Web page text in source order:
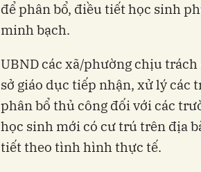
để phân bổ, điều tiết học sinh
minh bạch.
UBND các xã/phường chịu
sở giáo dục tiếp nhận, xử lý
phân bổ thủ công đối với các
học sinh mới có cư trú trên địa
tiết theo tình hình thực tế.